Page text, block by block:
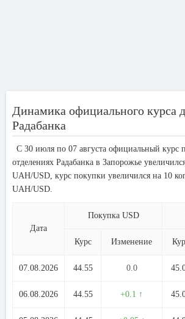
Динамика официального
Радабанка
С 30 июля по 07 августа официальный курс
отделениях Радабанка в Запорожье
UAH/USD, курс покупки увеличился на 10
UAH/USD.
Дата
Покупка USD
Курс Изменение
07.08.2026 44.55 0.0
06.08.2026 44.55 +0.1 ↑